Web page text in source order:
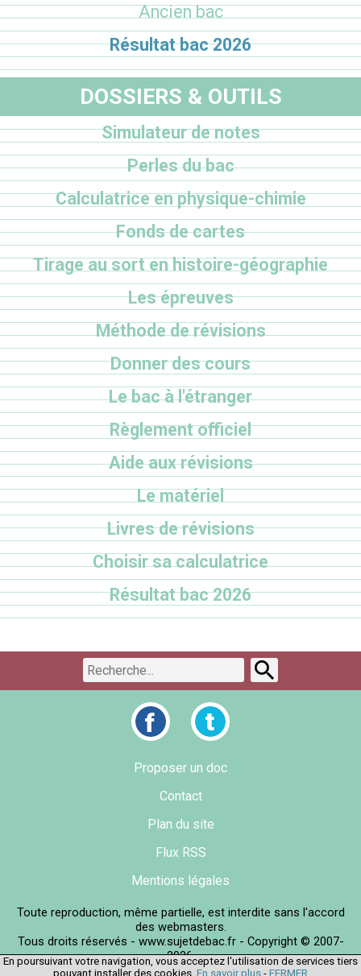
Ancien bac
Résultat bac 2026
DOSSIERS & OUTILS
Simulateur de notes
Perles du bac
Calculatrice en physique-chimie
Fonds de cartes
Tirage au sort en histoire-géographie
Les épreuves
Méthode de révisions
Donner des cours
Le bac à l'étranger
Règlement officiel
Aide aux révisions
Le matériel
Livres de révisions
Choisir sa calculatrice
Résultat bac 2026
Proposer un doc
Contact
Plan du site
Flux RSS
Mentions légales
Toute reproduction, même partielle, est interdite sans l'accord
des webmasters.
Tous droits réservés - www.sujetdebac.fr - Copyright © 2007-
2026.
En poursuivant votre navigation, vous acceptez l'utilisation de services tiers
pouvant installer des cookies. En savoir plus - FERMER